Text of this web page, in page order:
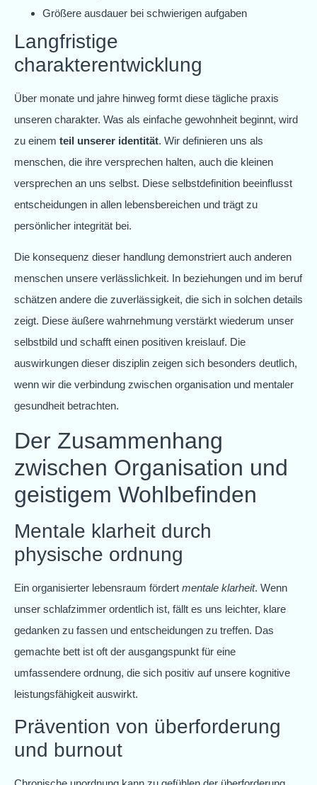
Größere ausdauer bei schwierigen aufgaben
Langfristige
charakterentwicklung
Über monate und jahre hinweg formt diese tägliche praxis
unseren charakter. Was als einfache gewohnheit beginnt, wird
zu einem teil unserer identität. Wir definieren uns als
menschen, die ihre versprechen halten, auch die kleinen
versprechen an uns selbst. Diese selbstdefinition beeinflusst
entscheidungen in allen lebensbereichen und trägt zu
persönlicher integrität bei.
Die konsequenz dieser handlung demonstriert auch anderen
menschen unsere verlässlichkeit. In beziehungen und im beruf
schätzen andere die zuverlässigkeit, die sich in solchen details
zeigt. Diese äußere wahrnehmung verstärkt wiederum unser
selbstbild und schafft einen positiven kreislauf. Die
auswirkungen dieser disziplin zeigen sich besonders deutlich,
wenn wir die verbindung zwischen organisation und mentaler
gesundheit betrachten.
Der Zusammenhang
zwischen Organisation und
geistigem Wohlbefinden
Mentale klarheit durch
physische ordnung
Ein organisierter lebensraum fördert mentale klarheit. Wenn
unser schlafzimmer ordentlich ist, fällt es uns leichter, klare
gedanken zu fassen und entscheidungen zu treffen. Das
gemachte bett ist oft der ausgangspunkt für eine
umfassendere ordnung, die sich positiv auf unsere kognitive
leistungsfähigkeit auswirkt.
Prävention von überforderung
und burnout